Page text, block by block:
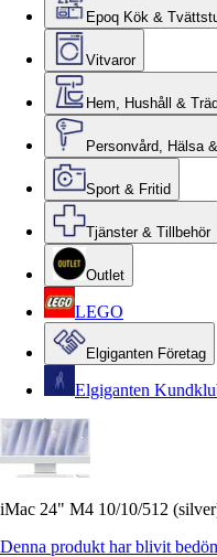
Epoq Kök &
Vitvaror
Hem, Hushåll &
Personvård, Hälsa
Sport & Fritid
Tjänster & Tillbehör
Outlet
LEGO
Elgiganten Företag
Elgiganten
iMac 24" M4 10/10/512
Denna produkt har blivit